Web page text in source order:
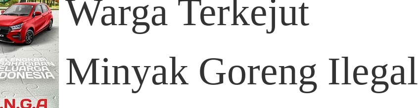
Warga Terkejut
Minyak Goreng Ilegal